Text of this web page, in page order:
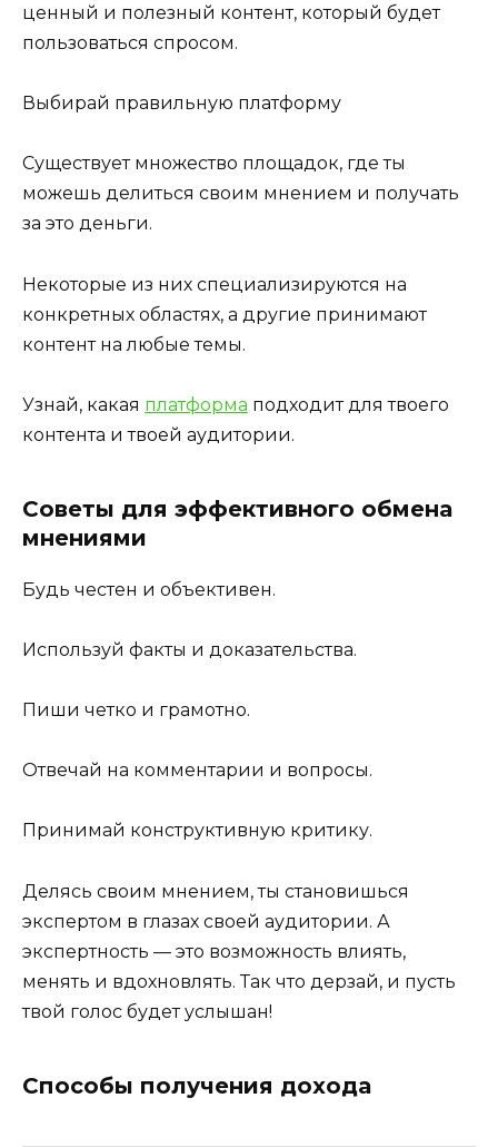
ценный и полезный контент, который будет
пользоваться спросом.
Выбирай правильную платформу
Существует множество площадок, где ты
можешь делиться своим мнением и получать
за это деньги.
Некоторые из них специализируются на
конкретных областях, а другие принимают
контент на любые темы.
Узнай, какая платформа подходит для твоего
контента и твоей аудитории.
Советы для эффективного обмена
мнениями
Будь честен и объективен.
Используй факты и доказательства.
Пиши четко и грамотно.
Отвечай на комментарии и вопросы.
Принимай конструктивную критику.
Делясь своим мнением, ты становишься
экспертом в глазах своей аудитории. А
экспертность — это возможность влиять,
менять и вдохновлять. Так что дерзай, и пусть
твой голос будет услышан!
Способы получения дохода